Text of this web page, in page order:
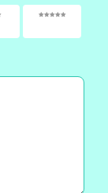
5 de 5